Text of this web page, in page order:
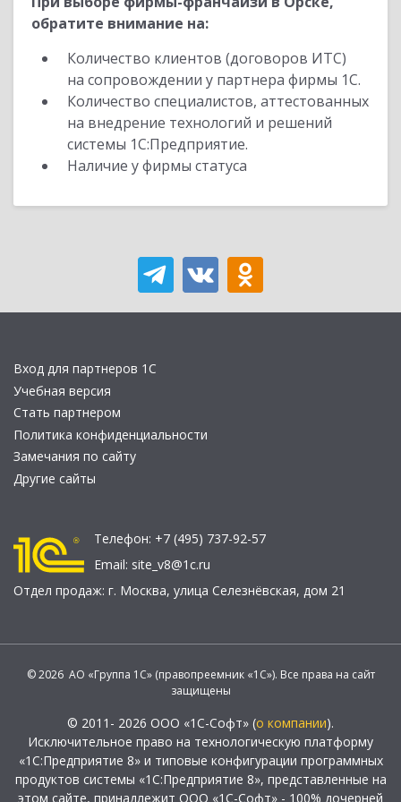
обратите внимание на:
Количество клиентов (договоров ИТС)
на сопровождении у партнера фирмы 1С.
Количество специалистов, аттестованных
на внедрение технологий и решений
системы 1С:Предприятие.
Наличие у фирмы статуса
Вход для партнеров 1С
Учебная версия
Стать партнером
Политика конфиденциальности
Замечания по сайту
Другие сайты
Телефон: +7 (495) 737-92-57
Email: site_v8@1c.ru
Отдел продаж: г. Москва, улица Селезнёвская, дом 21
© 2026 АО «Группа 1С» (правопреемник «1С»). Все права на сайт
защищены
© 2011- 2026 ООО «1С-Софт» (о компании).
Исключительное право на технологическую платформу
«1С:Предприятие 8» и типовые конфигурации программных
продуктов системы «1С:Предприятие 8», представленные на
этом сайте, принадлежит ООО «1С-Софт» - 100% дочерней